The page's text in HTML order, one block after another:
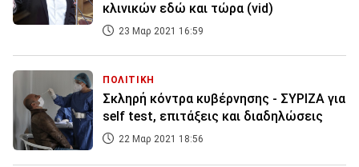
κλινικών εδώ και τώρα (vid)
23 Μαρ 2021 16:59
ΠΟΛΙΤΙΚΗ
Σκληρή κόντρα κυβέρνησης - ΣΥΡΙΖΑ για
self test, επιτάξεις και διαδηλώσεις
22 Μαρ 2021 18:56